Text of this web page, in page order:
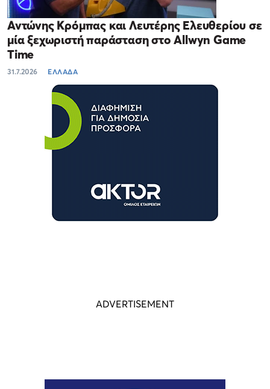
Αντώνης Κρόμπας και Λευτέρης Ελευθερίου σε
μία ξεχωριστή παράσταση στο Allwyn Game
Time
31.7.2026 ΕΛΛΑΔΑ